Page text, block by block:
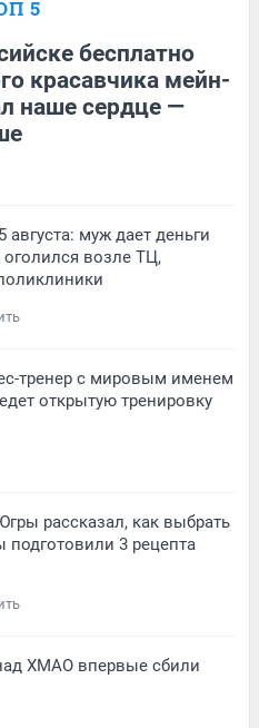
5
бесплатно
красавчика мейн-
наше сердце —
муж дает деньги
возле ТЦ,
тренер с мировым именем
открытую тренировку
рассказал, как выбрать
подготовили 3 рецепта
ХМАО впервые сбили